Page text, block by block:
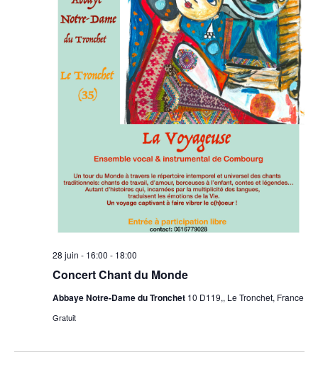
Concert Chant du Monde
28 juin - 16:00 - 18:00
Abbaye Notre-Dame du Tronchet 10 D119,, Le Tronchet, France
Gratuit